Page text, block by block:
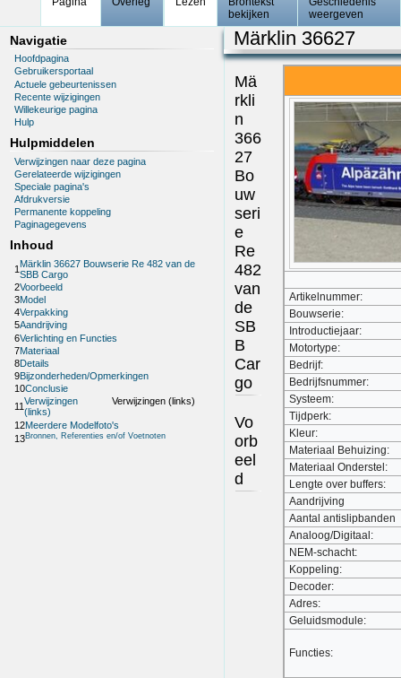
bekijken
weergeven
Navigatie
Hoofdpagina
Gebruikersportaal
Actuele gebeurtenissen
Recente wijzigingen
Willekeurige pagina
Hulp
Hulpmiddelen
Verwijzingen naar deze pagina
Gerelateerde wijzigingen
Speciale pagina's
Afdrukversie
Permanente koppeling
Paginagegevens
Inhoud
1 Märklin 36627 Bouwserie Re 482 van de
SBB Cargo
2Voorbeeld
3Model
4Verpakking
5Aandrijving
6Verlichting en Functies
7Materiaal
8Details
9Bijzonderheden/Opmerkingen
10Conclusie
11Verwijzingen
(links)
Verwijzingen (links)
12Meerdere Modelfoto's
13Bronnen, Referenties en/of Voetnoten
Märklin 36627
Artikelnummer:
Bouwserie:
Introductiejaar:
Motortype:
Bedrijf:
Bedrijfsnummer:
Systeem:
Tijdperk:
Kleur:
Materiaal Behuizing:
Materiaal Onderstel:
Lengte over buffers:
Aandrijving
Aantal antislipbanden
Analoog/Digitaal:
NEM-schacht:
Koppeling:
Decoder:
Adres:
Geluidsmodule:
Functies:
Mä
rkli
n
366
27
Bo
uw
seri
e
Re
482
van
de
SB
B
Car
go
Vo
orb
eel
d